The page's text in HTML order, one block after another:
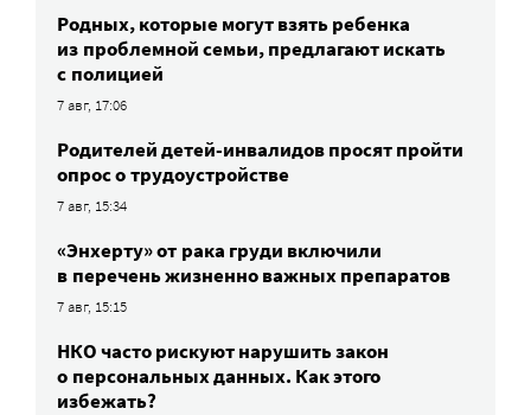
Родных, которые могут взять ребенка
из проблемной семьи, предлагают искать
с полицией
7 авг, 17:06
Родителей детей-инвалидов просят пройти
опрос о трудоустройстве
7 авг, 15:34
«Энхерту» от рака груди включили
в перечень жизненно важных препаратов
7 авг, 15:15
НКО часто рискуют нарушить закон
о персональных данных. Как этого
избежать?